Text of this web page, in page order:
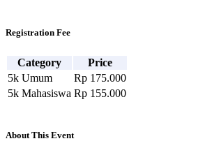
Registration Fee
Category
Price
5k Umum
Rp 175.000
5k Mahasiswa Rp 155.000
About This Event